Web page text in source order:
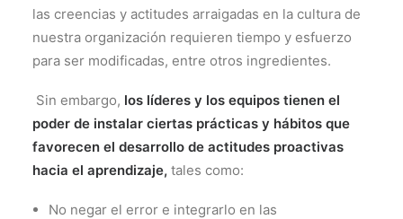
las creencias y actitudes arraigadas en la cultura de
nuestra organización requieren tiempo y esfuerzo
para ser modificadas, entre otros ingredientes.
Sin embargo, los líderes y los equipos tienen el
poder de instalar ciertas prácticas y hábitos que
favorecen el desarrollo de actitudes proactivas
hacia el aprendizaje, tales como:
No negar el error e integrarlo en las